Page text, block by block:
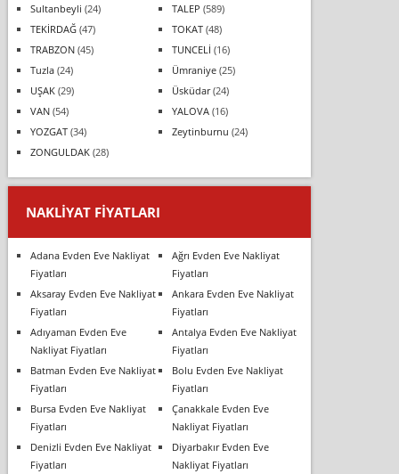
Sultanbeyli (24) TALEP (589)
TEKİRDAĞ(47) TOKAT(48)
TRABZON(45) TUNCELİ (16)
Tuzla(24) Ümraniye(25)
UŞAK(29) Üsküdar(24)
VAN(54) YALOVA(16)
YOZGAT(34) Zeytinburnu (24)
ZONGULDAK(28)
NAKLIYAT FIYATLARI
Adana Evden Eve Nakliyat
Fiyatları
Ağrı Evden Eve Nakliyat
Fiyatları
Aksaray Evden Eve Nakliyat
Fiyatları
Ankara Evden Eve Nakliyat
Fiyatları
Adıyaman Evden Eve
Nakliyat Fiyatları
Antalya Evden Eve Nakliyat
Fiyatları
Batman Evden Eve Nakliyat
Fiyatları
Bolu Evden Eve Nakliyat
Fiyatları
Bursa Evden Eve Nakliyat
Fiyatları
Çanakkale Evden Eve
Nakliyat Fiyatları
Denizli Evden Eve Nakliyat
Fiyatları
Diyarbakır Evden Eve
Nakliyat Fiyatları